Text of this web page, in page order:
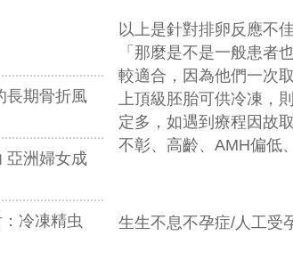
長期骨折風
亞洲婦女成
冷凍精虫
以上是針對排卵反應不
「那麼是不是一般患者
較適合，因為他們一次
上頂級胚胎可供冷凍，
定多，如遇到療程因故
不彰、高齡、AMH偏低
生生不息不孕症/人工受